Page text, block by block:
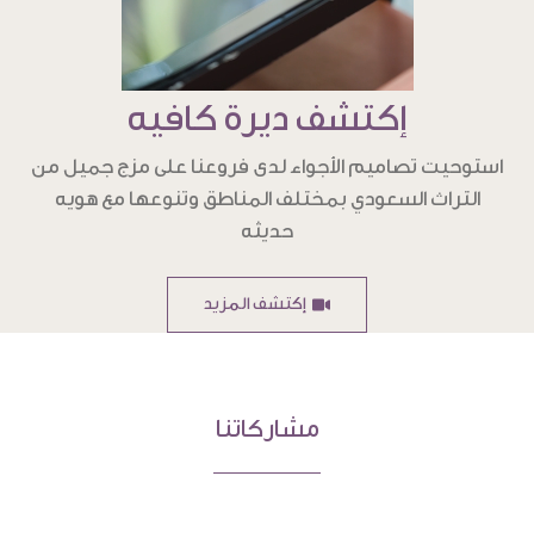
إكتشف ديرة كافيه
استوحيت تصاميم الأجواء لدى فروعنا على مزج جميل من
التراث السعودي بمختلف المناطق وتنوعها مع هويه
حديثه
إكتشف المزيد
مشاركاتنا